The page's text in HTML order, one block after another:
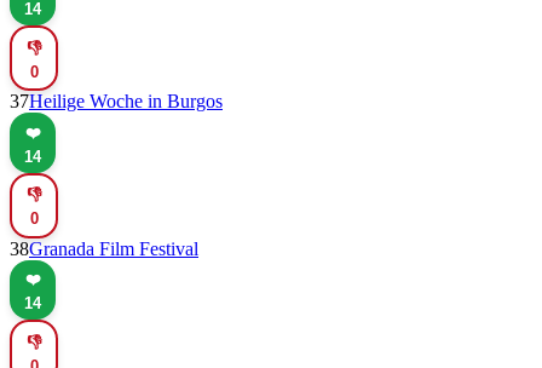
14
👎
0
37Heilige Woche in Burgos
❤️
14
👎
0
38Granada Film Festival
❤️
14
👎